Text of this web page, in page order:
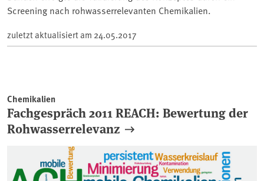
Screening nach rohwasserrelevanten Chemikalien.
zuletzt aktualisiert am 24.05.2017
Chemikalien
Fachgespräch 2011 REACH: Bewertung der
Rohwasserrelevanz